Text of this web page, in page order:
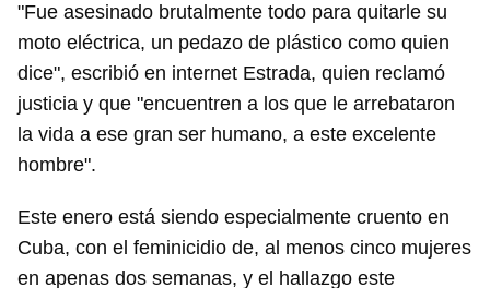
"Fue asesinado brutalmente todo para quitarle su
moto eléctrica, un pedazo de plástico como quien
dice", escribió en internet Estrada, quien reclamó
justicia y que "encuentren a los que le arrebataron
la vida a ese gran ser humano, a este excelente
hombre".
Este enero está siendo especialmente cruento en
Cuba, con el feminicidio de, al menos cinco mujeres
en apenas dos semanas, y el hallazgo este